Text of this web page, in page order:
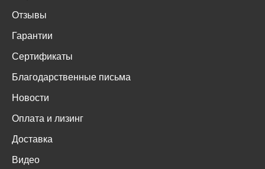
Отзывы
Гарантии
Сертификаты
Благодарственные письма
Новости
Оплата и лизинг
Доставка
Видео